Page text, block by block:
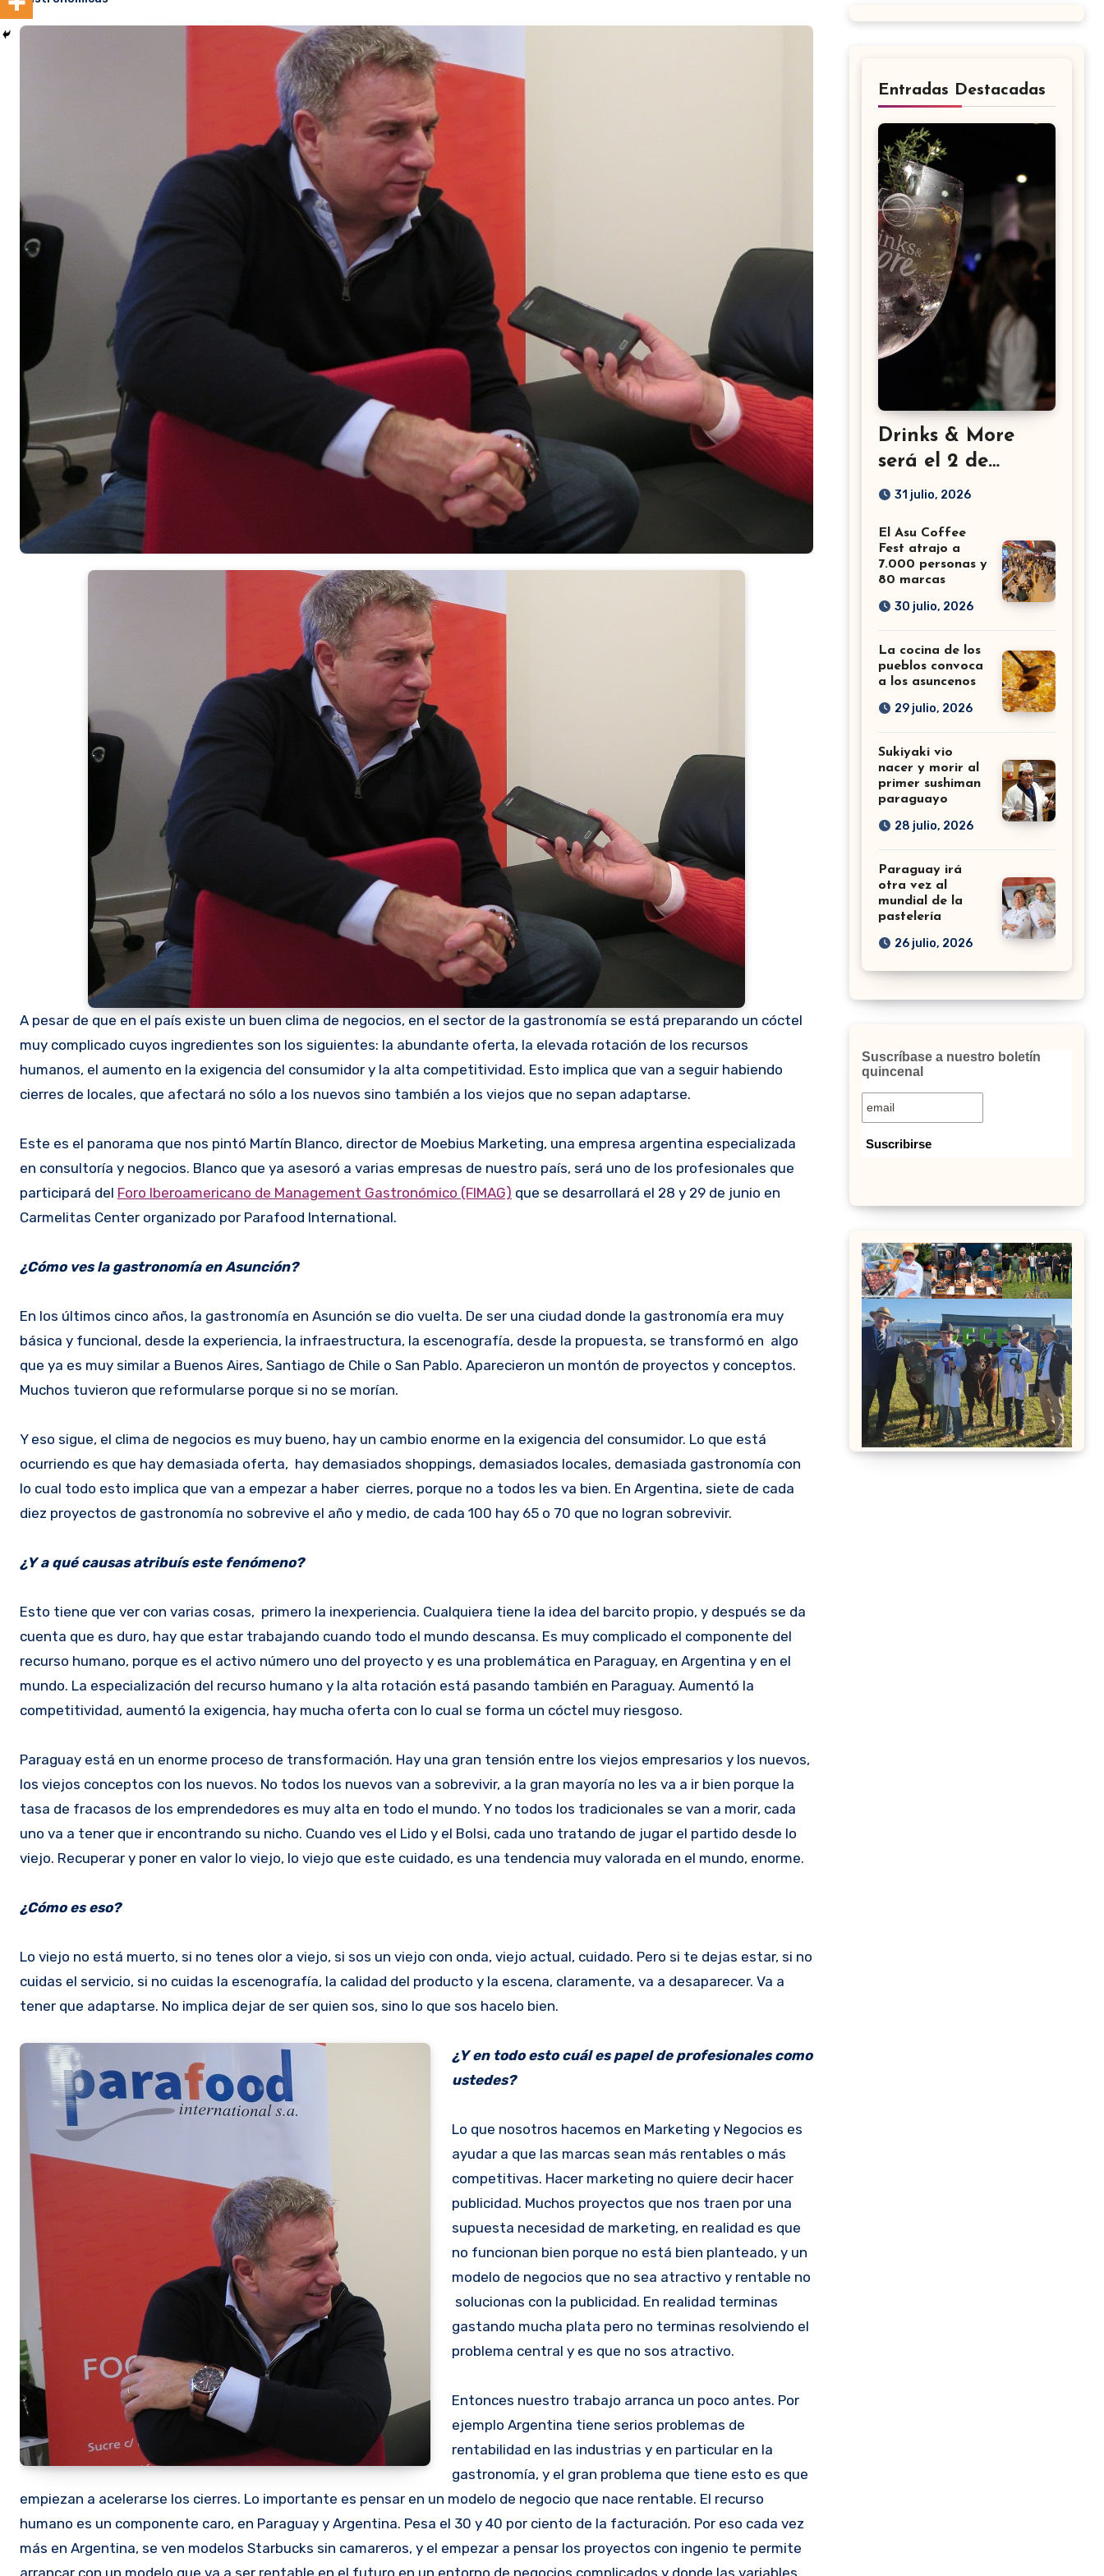
A pesar de que en el país existe un buen clima de negocios, en el sector de la gastronomía se está preparando un cóctel
muy complicado cuyos ingredientes son los siguientes: la abundante oferta, la elevada rotación de los recursos
humanos, el aumento en la exigencia del consumidor y la alta competitividad. Esto implica que van a seguir habiendo
cierres de locales, que afectará no sólo a los nuevos sino también a los viejos que no sepan adaptarse.
Este es el panorama que nos pintó Martín Blanco, director de Moebius Marketing, una empresa argentina especializada
en consultoría y negocios. Blanco que ya asesoró a varias empresas de nuestro país, será uno de los profesionales que
participará del Foro Iberoamericano de Management Gastronómico (FIMAG) que se desarrollará el 28 y 29 de junio en
Carmelitas Center organizado por Parafood International.
¿Cómo ves la gastronomía en Asunción?
En los últimos cinco años, la gastronomía en Asunción se dio vuelta. De ser una ciudad donde la gastronomía era muy
básica y funcional, desde la experiencia, la infraestructura, la escenografía, desde la propuesta, se transformó en algo
que ya es muy similar a Buenos Aires, Santiago de Chile o San Pablo. Aparecieron un montón de proyectos y conceptos.
Muchos tuvieron que reformularse porque si no se morían.
Y eso sigue, el clima de negocios es muy bueno, hay un cambio enorme en la exigencia del consumidor. Lo que está
ocurriendo es que hay demasiada oferta, hay demasiados shoppings, demasiados locales, demasiada gastronomía con
lo cual todo esto implica que van a empezar a haber cierres, porque no a todos les va bien. En Argentina, siete de cada
diez proyectos de gastronomía no sobrevive el año y medio, de cada 100 hay 65 o 70 que no logran sobrevivir.
¿Y a qué causas atribuís este fenómeno?
Esto tiene que ver con varias cosas, primero la inexperiencia. Cualquiera tiene la idea del barcito propio, y después se da
cuenta que es duro, hay que estar trabajando cuando todo el mundo descansa. Es muy complicado el componente del
recurso humano, porque es el activo número uno del proyecto y es una problemática en Paraguay, en Argentina y en el
mundo. La especialización del recurso humano y la alta rotación está pasando también en Paraguay. Aumentó la
competitividad, aumentó la exigencia, hay mucha oferta con lo cual se forma un cóctel muy riesgoso.
Paraguay está en un enorme proceso de transformación. Hay una gran tensión entre los viejos empresarios y los nuevos,
los viejos conceptos con los nuevos. No todos los nuevos van a sobrevivir, a la gran mayoría no les va a ir bien porque la
tasa de fracasos de los emprendedores es muy alta en todo el mundo. Y no todos los tradicionales se van a morir, cada
uno va a tener que ir encontrando su nicho. Cuando ves el Lido y el Bolsi, cada uno tratando de jugar el partido desde lo
viejo. Recuperar y poner en valor lo viejo, lo viejo que este cuidado, es una tendencia muy valorada en el mundo, enorme.
¿Cómo es eso?
Lo viejo no está muerto, si no tenes olor a viejo, si sos un viejo con onda, viejo actual, cuidado. Pero si te dejas estar, si no
cuidas el servicio, si no cuidas la escenografía, la calidad del producto y la escena, claramente, va a desaparecer. Va a
tener que adaptarse. No implica dejar de ser quien sos, sino lo que sos hacelo bien.
¿Y en todo esto cuál es papel de profesionales como
ustedes?
Lo que nosotros hacemos en Marketing y Negocios es
ayudar a que las marcas sean más rentables o más
competitivas. Hacer marketing no quiere decir hacer
publicidad. Muchos proyectos que nos traen por una
supuesta necesidad de marketing, en realidad es que
no funcionan bien porque no está bien planteado, y un
modelo de negocios que no sea atractivo y rentable no
solucionas con la publicidad. En realidad terminas
gastando mucha plata pero no terminas resolviendo el
problema central y es que no sos atractivo.
Entonces nuestro trabajo arranca un poco antes. Por
ejemplo Argentina tiene serios problemas de
rentabilidad en las industrias y en particular en la
gastronomía, y el gran problema que tiene esto es que
empiezan a acelerarse los cierres. Lo importante es pensar en un modelo de negocio que nace rentable. El recurso
humano es un componente caro, en Paraguay y Argentina. Pesa el 30 y 40 por ciento de la facturación. Por eso cada vez
más en Argentina, se ven modelos Starbucks sin camareros, y el empezar a pensar los proyectos con ingenio te permite
Entradas Destacadas
Drinks & More
será el 2 de
setiembre en el
31 julio, 2026
El Asu Coffee
Fest atrajo a
7.000 personas y
80 marcas
30 julio, 2026
La cocina de los
pueblos convoca
a los asuncenos
29 julio, 2026
Sukiyaki vio
nacer y morir al
primer sushiman
paraguayo
28 julio, 2026
Paraguay irá
otra vez al
mundial de la
pastelería
26 julio, 2026
Suscríbase a nuestro boletín
quincenal